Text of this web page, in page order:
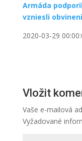
Armáda
vzniesli
2020-03-29
Vložit
Vaše e-mailová
Vyžadované